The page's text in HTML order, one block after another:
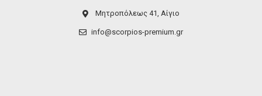
Μητροπόλεως 41, Αίγιο
info@scorpios-premium.gr